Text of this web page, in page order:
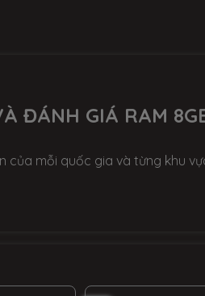
ĐÁNH GIÁ RAM
của mỗi quốc gia và từng khu